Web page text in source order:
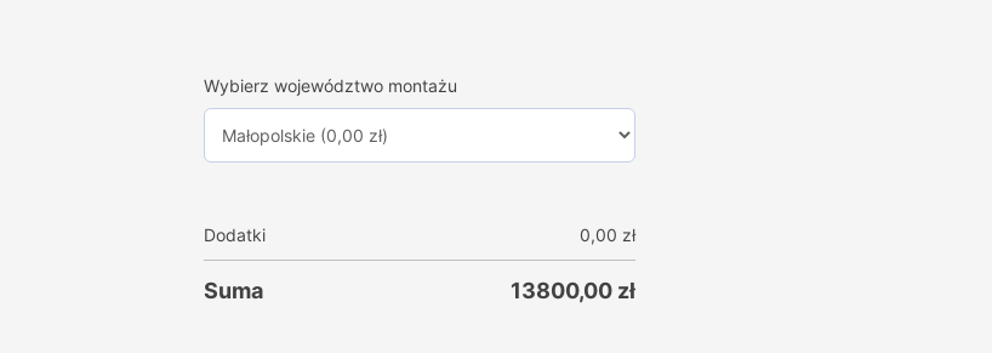
Wybierz województwo montażu
Dodatki 0,00 zł
Suma 13800,00 zł